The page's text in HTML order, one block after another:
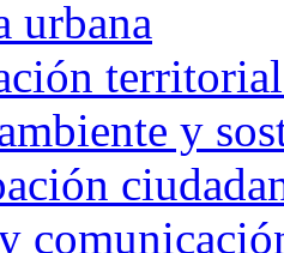
urbana
y